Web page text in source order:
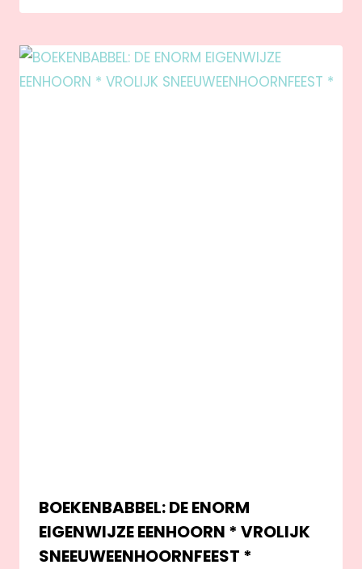
BOEKENBABBEL: DE ENORM
EIGENWIJZE EENHOORN * VROLIJK
SNEEUWEENHOORNFEEST *